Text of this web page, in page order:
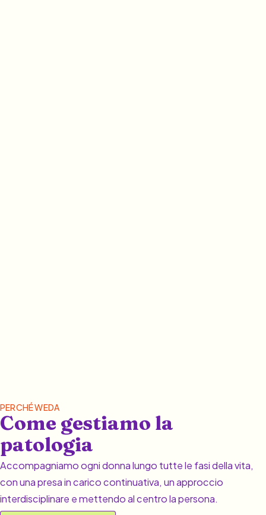
PERCHÉ WEDA
Come gestiamo la
patologia
Accompagniamo ogni donna lungo tutte le fasi della vita,
con una presa in carico continuativa, un approccio
interdisciplinare e mettendo al centro la persona.